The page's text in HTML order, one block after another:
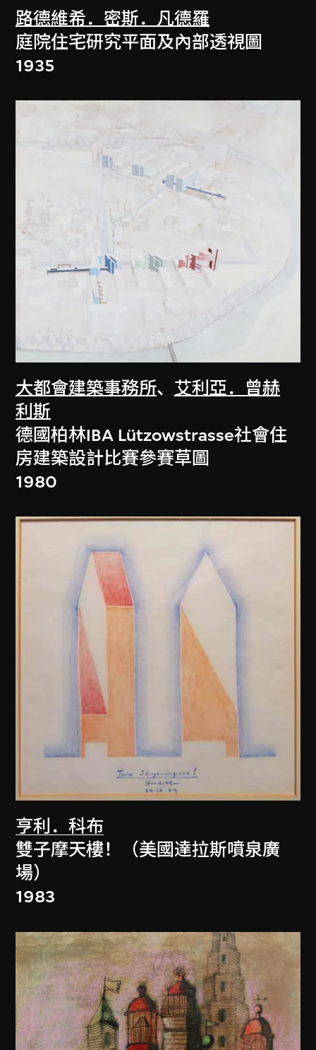
路德維希．密斯．凡德羅
庭院住宅研究平面及內部透視圖
1935
大都會建築事務所、 艾利亞．曾赫
利斯
德國柏林IBA Lützowstrasse社會住
房建築設計比賽參賽草圖
1980
亨利．科布
雙子摩天樓！（美國達拉斯噴泉廣
場）
1983